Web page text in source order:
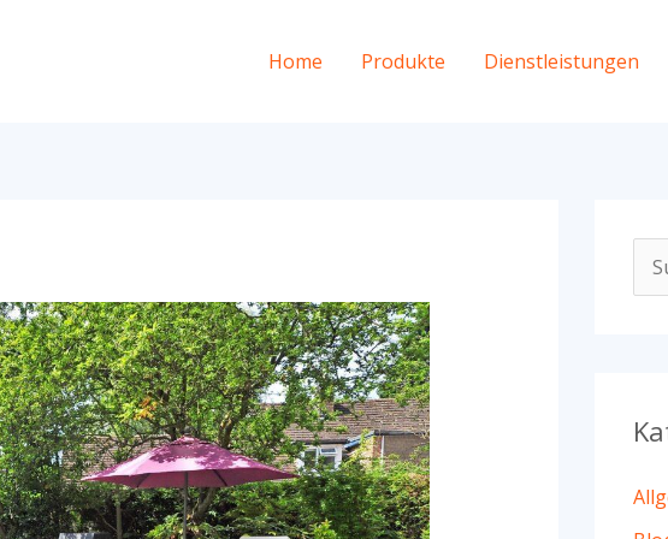
Home Produkte Dienstleistungen
e
n